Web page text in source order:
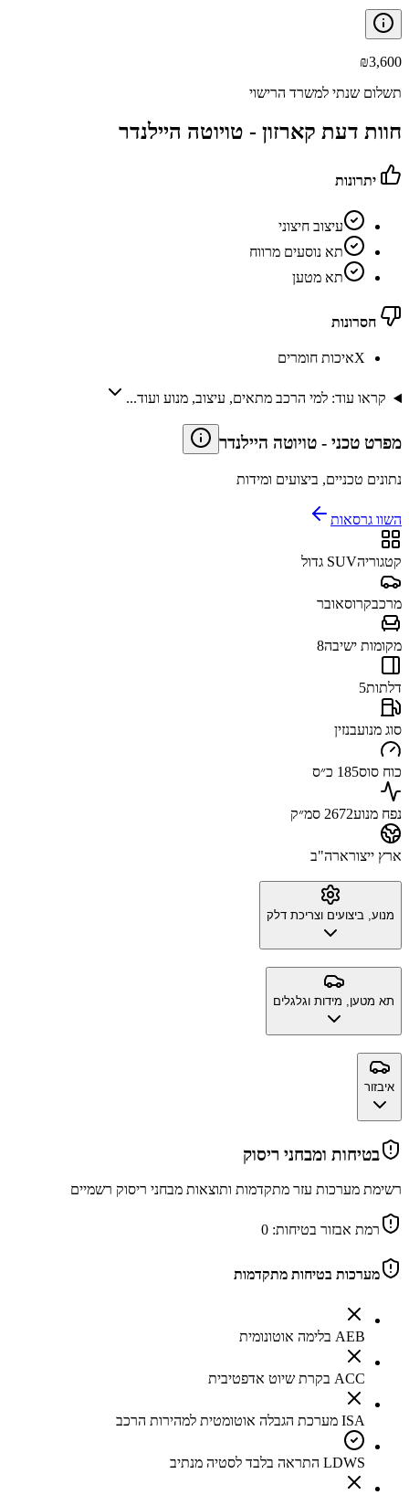
₪3,600
תשלום שנתי למשרד הרישוי
חוות דעת קארזון - טויוטה היילנדר
יתרונות
עיצוב חיצוני
תא נוסעים מרווח
תא מטען
חסרונות
Xאיכות חומרים
קראו עוד: למי הרכב מתאים, עיצוב, מנוע ועוד...
מפרט טכני - טויוטה היילנדר
נתונים טכניים, ביצועים ומידות
השוו גרסאות
קטגוריהSUV גדול
מרכבקרוסאובר
מקומות ישיבה8
דלתות5
סוג מנועבנזין
כוח סוס185 כ״ס
נפח מנוע2672 סמ״ק
ארץ ייצורארה"ב
מנוע, ביצועים וצריכת דלק
תא מטען, מידות וגלגלים
איבזור
בטיחות ומבחני ריסוק
רשימת מערכות עזר מתקדמות ותוצאות מבחני ריסוק רשמיים
רמת אבזור בטיחות: 0
מערכות בטיחות מתקדמות
AEB בלימה אוטונומית
ACC בקרת שיוט אדפטיבית
ISA מערכת הגבלה אוטומטית למהירות הרכב
LDWS התראה בלבד לסטיה מנתיב